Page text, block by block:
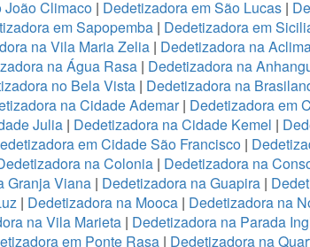
João Climaco| Dedetizadora em São Lucas|
em Sapopemba | Dedetizadora em
na Vila Maria Zelia| Dedetizadora na
na Água Rasa | Dedetizadora na
no Bela Vista| Dedetizadora na
na Cidade Ademar| Dedetizadora em
Julia | Dedetizadora na Cidade Kemel |
em Cidade São Francisco |
na Colonia | Dedetizadora na
Granja Viana | Dedetizadora na Guapira |
| Dedetizadora na Mooca | Dedetizadora na
na Vila Marieta | Dedetizadora na Parada
em Ponte Rasa | Dedetizadora na